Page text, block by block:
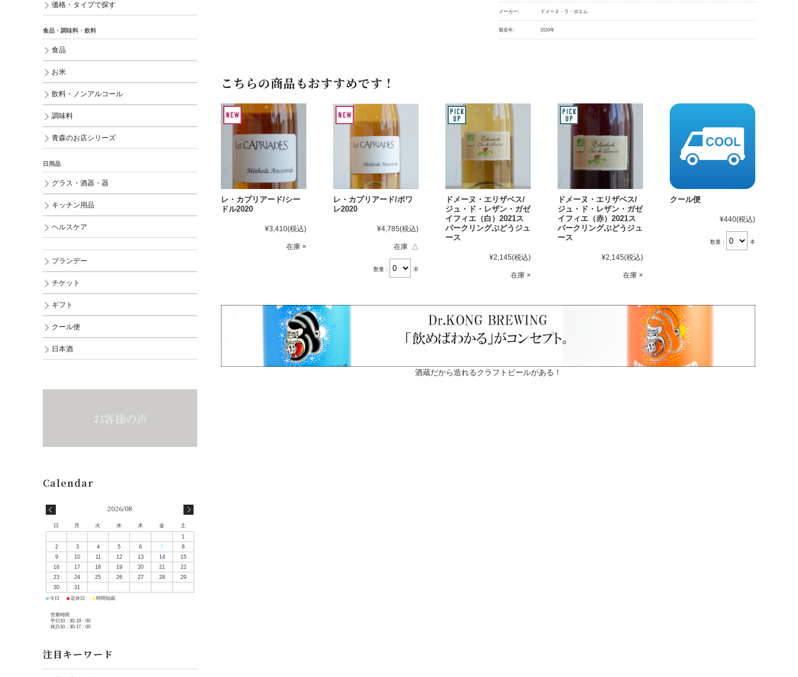
メーカー: ドメーヌ・ラ・ボエム
製造年: 2020年
こちらの商品もおすすめです！
レ・カプリアード/シー
ドル2020
¥3,410(税込)
在庫 ×
レ・カプリアード/ポワ
レ2020
¥4,785(税込)
在庫 △
数量： 本
ドメーヌ・エリザベス/
ジュ・ド・レザン・ガゼ
イフィエ（白）2021ス
パークリングぶどうジュ
ース
¥2,145(税込)
在庫 ×
ドメーヌ・エリザベス/
ジュ・ド・レザン・ガゼ
イフィエ（赤）2021ス
パークリングぶどうジュ
ース
¥2,145(税込)
在庫 ×
クール便
¥440(税込)
数量： 本
酒蔵だから造れるクラフトビールがある！
価格・タイプで探す
食品・調味料・飲料
食品
お米
飲料・ノンアルコール
調味料
青森のお店シリーズ
日用品
グラス・酒器・器
キッチン用品
ヘルスケア
ブランデー
チケット
ギフト
クール便
日本酒
2026/08
日 月 火 水 木 金
土
1
2
3 4 5 6 7
8
9
10 11 12 13 14
15
16
17 18 19 20 21
22
23
24 25 26 27 28
29
30
31
■ 今日 ■ 定休日 ■ 時間短縮
営業時間
平日10：30-19：00
祝日10：30-17：00
注目キーワード